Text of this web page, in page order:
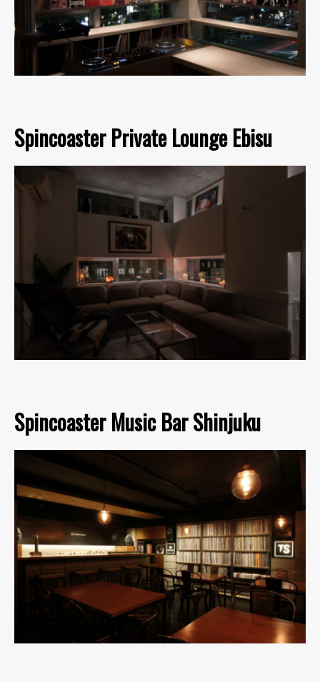
Spincoaster Private Lounge Ebisu
Spincoaster Music Bar Shinjuku